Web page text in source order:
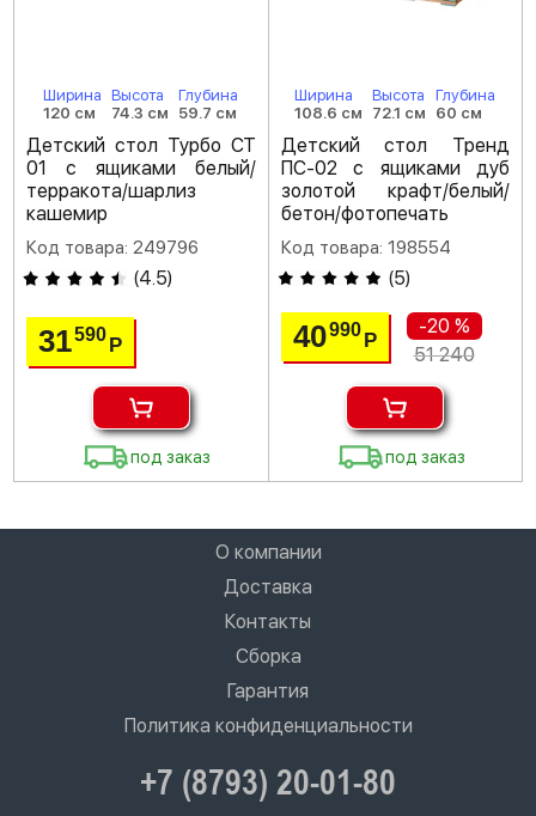
Ширина
120 см
Высота
74.3 см
Глубина
59.7 см
Детский стол Турбо СТ
01 с ящиками белый/
терракота/шарлиз
кашемир
Код товара: 249796
(4.5)
31590Р
под заказ
Ширина
108.6 см
Высота
72.1 см
Глубина
60 см
Детский стол Тренд
ПС-02 с ящиками дуб
золотой крафт/белый/
бетон/фотопечать
Код товара: 198554
(5)
40990 Р
-20 %
51 240
под заказ
О компании
Доставка
Контакты
Сборка
Гарантия
Политика конфиденциальности
+7 (8793) 20-01-80